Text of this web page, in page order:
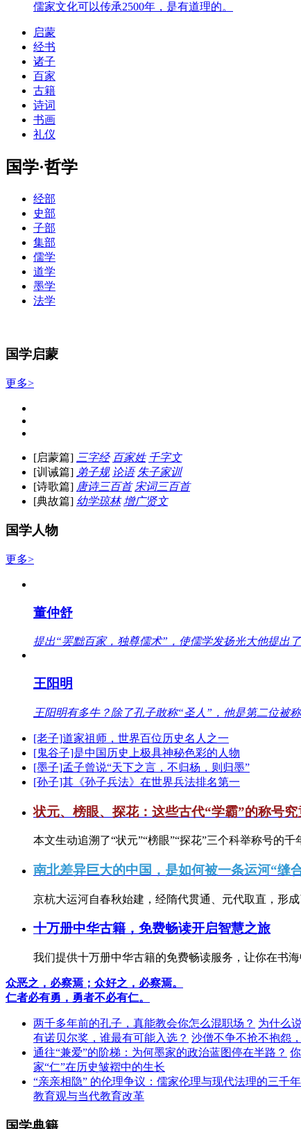
儒家文化可以传承2500年，是有道理的。
启蒙
经书
诸子
百家
古籍
诗词
书画
礼仪
国学·哲学
经部
史部
子部
集部
儒学
道学
墨学
法学
国学启蒙
更多>
[启蒙篇] 三字经 百家姓 千字文
[训诫篇] 弟子规 论语 朱子家训
[诗歌篇] 唐诗三百首 宋词三百首
[典故篇] 幼学琼林 增广贤文
国学人物
更多>
董仲舒
提出“罢黜百家，独尊儒术”，使儒学发扬光大他提出
王阳明
王阳明有多牛？除了孔子敢称“圣人”，他是第二位被
[老子]道家祖师，世界百位历史名人之一
[鬼谷子]是中国历史上极具神秘色彩的人物
[墨子]孟子曾说“天下之言，不归杨，则归墨”
[孙子]其《孙子兵法》在世界兵法排名第一
状元、榜眼、探花：这些古代“学霸”的称号究
本文生动追溯了“状元”“榜眼”“探花”三个科举称号的
南北差异巨大的中国，是如何被一条运河“缝
京杭大运河自春秋始建，经隋代贯通、元代取直，形
十万册中华古籍，免费畅读开启智慧之旅
我们提供十万册中华古籍的免费畅读服务，让你在书
众恶之，必察焉；众好之，必察焉。
仁者必有勇，勇者不必有仁。
两千多年前的孔子，真能教会你怎么混职场？ 为什么
有诺贝尔奖，谁最有可能入选？ 沙僧不争不抢不抱怨
通往“兼爱”的阶梯：为何墨家的政治蓝图停在半路？
家“仁”在历史皱褶中的生长
“亲亲相隐” 的伦理争议：儒家伦理与现代法理的三千
教育观与当代教育改革
国学典籍